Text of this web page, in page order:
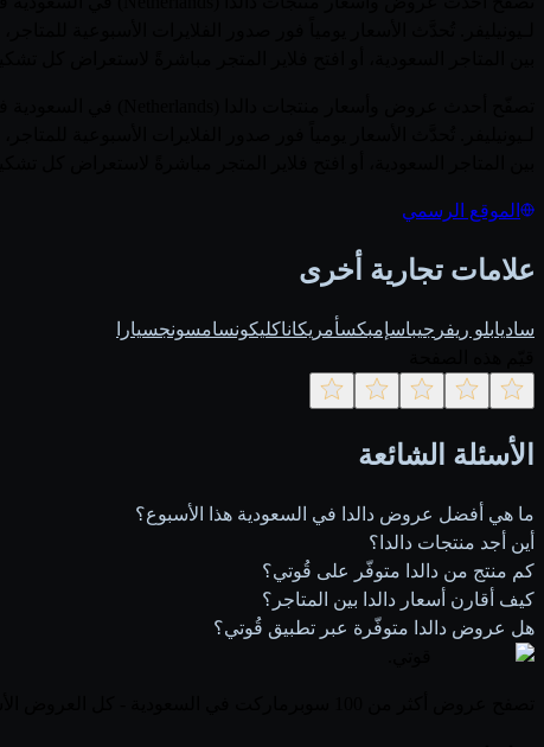
الموقع الرسمي
علامات تجارية أخرى
ساديابلو ريفر جيباسإمبكسأمريكاناكليكونسامسونجسيارا
الأسئلة الشائعة
ما هي أفضل عروض دالدا في السعودية هذا الأسبوع؟
أين أجد منتجات دالدا؟
كم منتج من دالدا متوفّر على قُوتي؟
كيف أقارن أسعار دالدا بين المتاجر؟
هل عروض دالدا متوفّرة عبر تطبيق قُوتي؟